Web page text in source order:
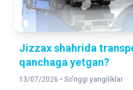
Jizzax shahrida
qanchaga yetgan?
13/07/2026 • So'nggi yangiliklar